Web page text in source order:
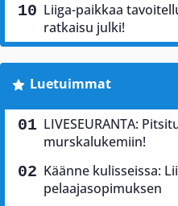
Liiga-paikkaa
ratkaisu julki!
Luetuimmat
LIVESEURANTA:
murskalukemiin!
Käänne kulisseissa:
pelaajasopimuksen